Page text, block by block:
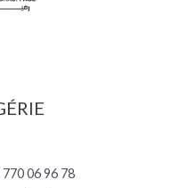
770 06 96 78